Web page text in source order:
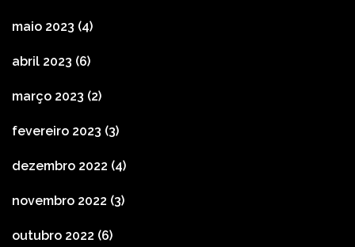
maio 2023 (4)
abril 2023 (6)
março 2023 (2)
fevereiro 2023 (3)
dezembro 2022 (4)
novembro 2022 (3)
outubro 2022 (6)